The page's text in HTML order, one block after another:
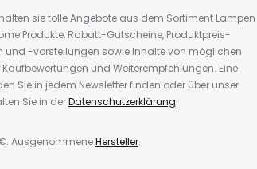
sie tolle Angebote aus dem Sortiment Lampen
Produkte, Rabatt-Gutscheine, Produktpreis-
und -vorstellungen sowie Inhalte von möglichen
und Weiterempfehlungen. Eine
Sie in jedem Newsletter finden oder über unser
Sie in derDatenschutzerklärung.
AusgenommeneHersteller.